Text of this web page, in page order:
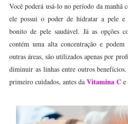
Você poderá usá-lo no período da manhã
ele possui o poder de hidratar a pele
bonito de pele saudável. Já as opções
contém uma alta concentração e
outras áreas, são utilizados apenas por
diminuir as linhas entre outros
primeiro cuidados, antes da Vitamina Ce